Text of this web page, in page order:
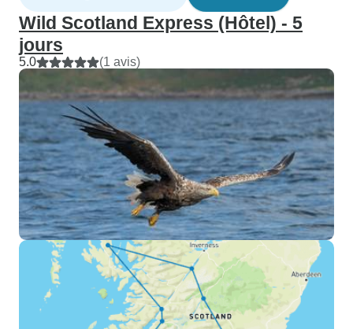
Wild Scotland Express (Hôtel) - 5
jours
5.0 (1 avis)